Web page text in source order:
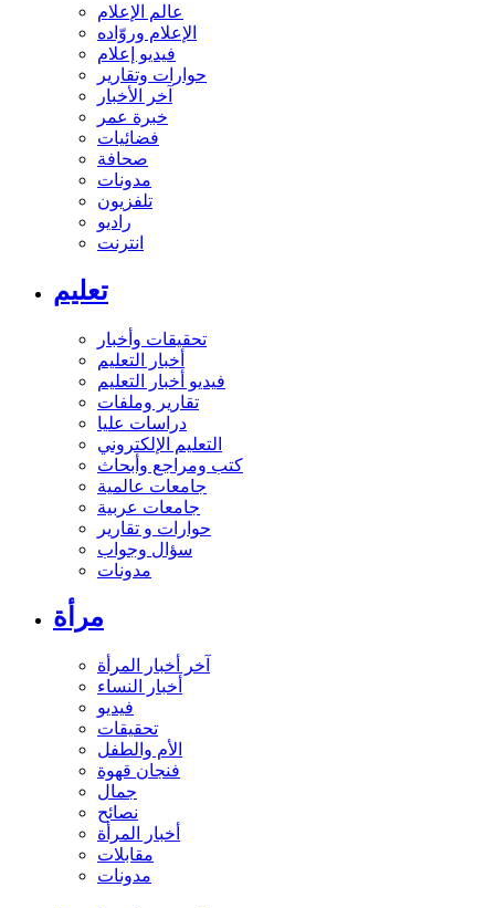
عالم الإعلام
الإعلام وروّاده
فيديو إعلام
حوارات وتقارير
آخر الأخبار
خبرة عمر
فضائيات
صحافة
مدونات
تلفزيون
راديو
انترنت
تعليم
تحقيقات وأخبار
أخبار التعليم
فيديو أخبار التعليم
تقارير وملفات
دراسات عليا
التعليم الإلكتروني
كتب ومراجع وأبحاث
جامعات عالمية
جامعات عربية
حوارات و تقارير
سؤال وجواب
مدونات
مرأة
آخر أخبار المرأة
أخبار النساء
فيديو
تحقيقات
الأم والطفل
فنجان قهوة
جمال
نصائح
أخبار المرأة
مقابلات
مدونات